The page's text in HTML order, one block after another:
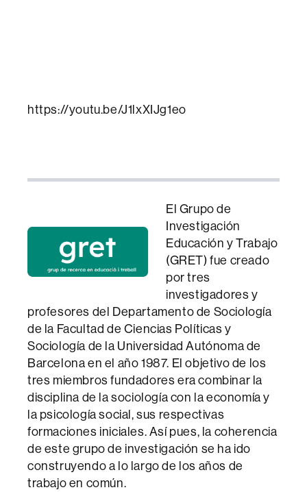
https://youtu.be/J1lxXIJg1eo
El Grupo de
Investigación
Educación y Trabajo
(GRET) fue creado
por tres
investigadores y
profesores del Departamento de Sociología
de la Facultad de Ciencias Políticas y
Sociología de la Universidad Autónoma de
Barcelona en el año 1987. El objetivo de los
tres miembros fundadores era combinar la
disciplina de la sociología con la economía y
la psicología social, sus respectivas
formaciones iniciales. Así pues, la coherencia
de este grupo de investigación se ha ido
construyendo a lo largo de los años de
trabajo en común.